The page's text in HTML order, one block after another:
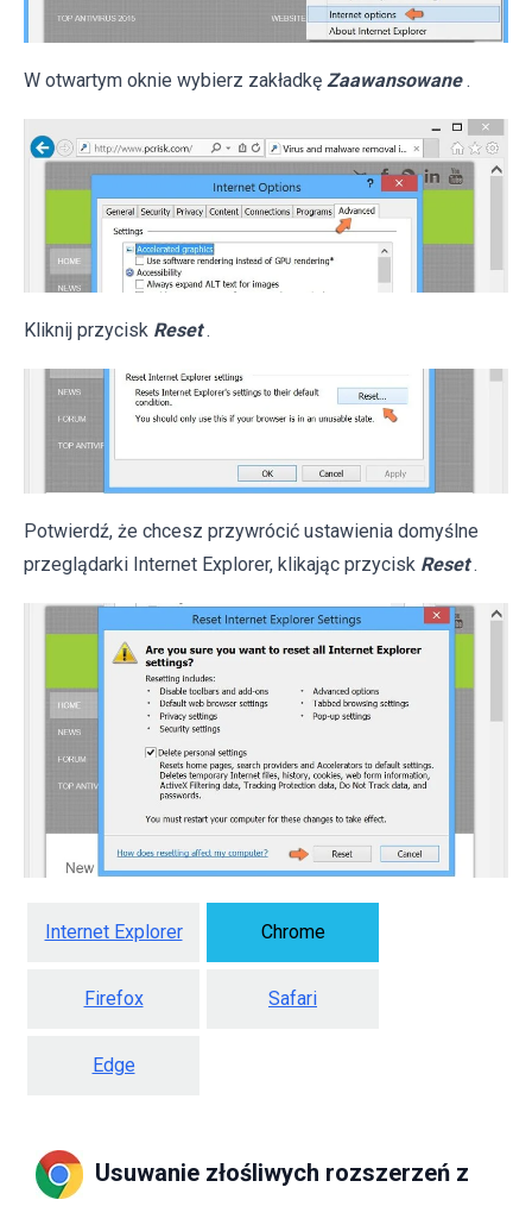
W otwartym oknie wybierz zakładkę Zaawansowane .
Kliknij przycisk Reset .
Potwierdź, że chcesz przywrócić ustawienia domyślne
przeglądarki Internet Explorer, klikając przycisk Reset .
Internet Explorer Chrome
Firefox Safari
Edge
Usuwanie złośliwych rozszerzeń z